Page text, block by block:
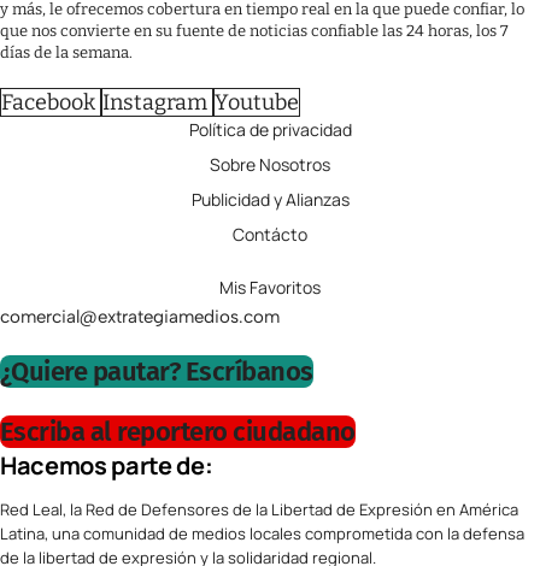
y más, le ofrecemos cobertura en tiempo real en la que puede confiar, lo
que nos convierte en su fuente de noticias confiable las 24 horas, los 7
días de la semana.
Facebook Instagram Youtube
Política de privacidad
Sobre Nosotros
Publicidad y Alianzas
Contácto
Mis Favoritos
comercial@extrategiamedios.com
¿Quiere pautar? Escríbanos
Escriba al reportero ciudadano
Hacemos parte de:
Red Leal, la Red de Defensores de la Libertad de Expresión en América
Latina, una comunidad de medios locales comprometida con la defensa
de la libertad de expresión y la solidaridad regional.